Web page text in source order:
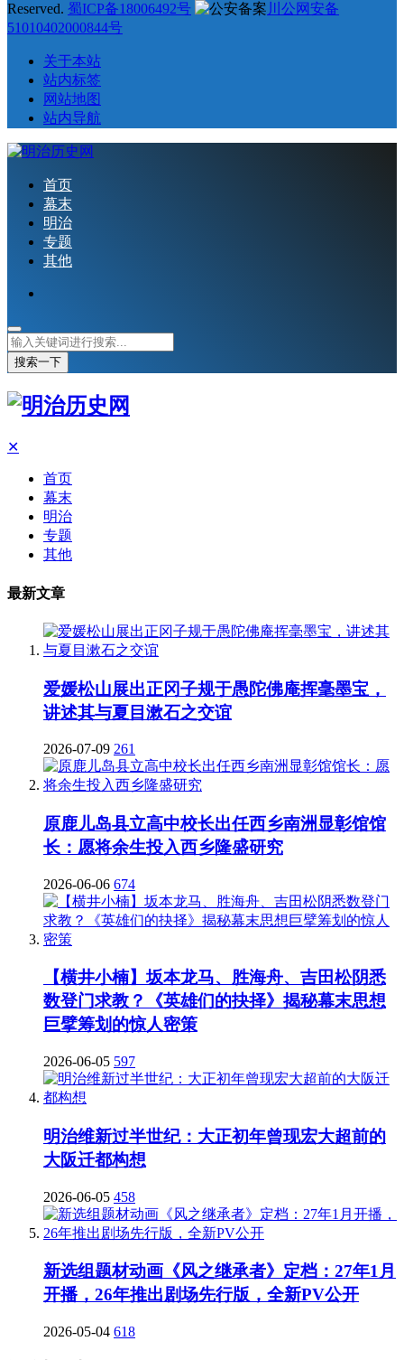
Reserved. 蜀ICP备18006492号
川公网安备
51010402000844号
关于本站
站内标签
网站地图
站内导航
首页
幕末
明治
专题
其他
搜索一下
✕
首页
幕末
明治
专题
其他
最新文章
爱媛松山展出正冈子规于愚陀佛庵挥毫墨宝，
讲述其与夏目漱石之交谊
2026-07-09 261
原鹿儿岛县立高中校长出任西乡南洲显彰馆馆
长：愿将余生投入西乡隆盛研究
2026-06-06 674
【横井小楠】坂本龙马、胜海舟、吉田松阴悉
数登门求教？《英雄们的抉择》揭秘幕末思想
巨擘筹划的惊人密策
2026-06-05 597
明治维新过半世纪：大正初年曾现宏大超前的
大阪迁都构想
2026-06-05 458
新选组题材动画《风之继承者》定档：27年1月
开播，26年推出剧场先行版，全新PV公开
2026-05-04 618